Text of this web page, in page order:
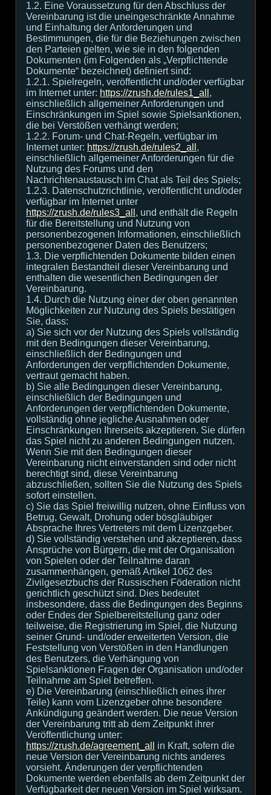
1.2. Eine Voraussetzung für den Abschluss der
Vereinbarung ist die uneingeschränkte Annahme
und Einhaltung der Anforderungen und
Bestimmungen, die für die Beziehungen zwischen
den Parteien gelten, wie sie in den folgenden
Dokumenten (im Folgenden als „Verpflichtende
Dokumente“ bezeichnet) definiert sind:
1.2.1. Spielregeln, veröffentlicht und/oder verfügbar
im Internet unter: https://zrush.de/rules1_all ,
einschließlich allgemeiner Anforderungen und
Einschränkungen im Spiel sowie Spielsanktionen,
die bei Verstößen verhängt werden;
1.2.2. Forum- und Chat-Regeln, verfügbar im
Internet unter: https://zrush.de/rules2_all ,
einschließlich allgemeiner Anforderungen für die
Nutzung des Forums und den
Nachrichtenaustausch im Chat als Teil des Spiels;
1.2.3. Datenschutzrichtlinie, veröffentlicht und/oder
verfügbar im Internet unter
https://zrush.de/rules3_all , und enthält die Regeln
für die Bereitstellung und Nutzung von
personenbezogenen Informationen, einschließlich
personenbezogener Daten des Benutzers;
1.3. Die verpflichtenden Dokumente bilden einen
integralen Bestandteil dieser Vereinbarung und
enthalten die wesentlichen Bedingungen der
Vereinbarung.
1.4. Durch die Nutzung einer der oben genannten
Möglichkeiten zur Nutzung des Spiels bestätigen
Sie, dass:
а) Sie sich vor der Nutzung des Spiels vollständig
mit den Bedingungen dieser Vereinbarung,
einschließlich der Bedingungen und
Anforderungen der verpflichtenden Dokumente,
vertraut gemacht haben.
b) Sie alle Bedingungen dieser Vereinbarung,
einschließlich der Bedingungen und
Anforderungen der verpflichtenden Dokumente,
vollständig ohne jegliche Ausnahmen oder
Einschränkungen Ihrerseits akzeptieren. Sie dürfen
das Spiel nicht zu anderen Bedingungen nutzen.
Wenn Sie mit den Bedingungen dieser
Vereinbarung nicht einverstanden sind oder nicht
berechtigt sind, diese Vereinbarung
abzuschließen, sollten Sie die Nutzung des Spiels
sofort einstellen.
c) Sie das Spiel freiwillig nutzen, ohne Einfluss von
Betrug, Gewalt, Drohung oder bösgläubiger
Absprache Ihres Vertreters mit dem Lizenzgeber.
d) Sie vollständig verstehen und akzeptieren, dass
Ansprüche von Bürgern, die mit der Organisation
von Spielen oder der Teilnahme daran
zusammenhängen, gemäß Artikel 1062 des
Zivilgesetzbuchs der Russischen Föderation nicht
gerichtlich geschützt sind. Dies bedeutet
insbesondere, dass die Bedingungen des Beginns
oder Endes der Spielbereitstellung ganz oder
teilweise, die Registrierung im Spiel, die Nutzung
seiner Grund- und/oder erweiterten Version, die
Feststellung von Verstößen in den Handlungen
des Benutzers, die Verhängung von
Spielsanktionen Fragen der Organisation und/oder
Teilnahme am Spiel betreffen.
e) Die Vereinbarung (einschließlich eines ihrer
Teile) kann vom Lizenzgeber ohne besondere
Ankündigung geändert werden. Die neue Version
der Vereinbarung tritt ab dem Zeitpunkt ihrer
Veröffentlichung unter:
https://zrush.de/agreement_all
in Kraft, sofern die
neue Version der Vereinbarung nichts anderes
vorsieht. Änderungen der verpflichtenden
Dokumente werden ebenfalls ab dem Zeitpunkt der
Verfügbarkeit der neuen Version im Spiel wirksam.